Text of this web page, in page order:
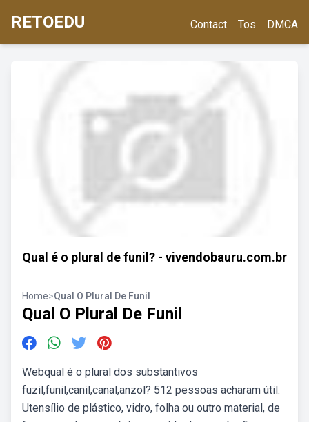
RETOEDU Contact Tos DMCA
Qual é o plural de funil? - vivendobauru.com.br
Home>Qual O Plural De Funil
Qual O Plural De Funil
Webqual é o plural dos substantivos
fuzil,funil,canil,canal,anzol? 512 pessoas acharam útil.
Utensílio de plástico, vidro, folha ou outro material, de